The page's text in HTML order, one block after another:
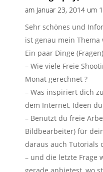
am Januar 23, 2014 um
Sehr schönes und
ist genau mein
Ein paar Dinge
– Wie viele Freie
Monat gerechnet ?
– Was inspiriert dich
dem Internet, Ideen
– Benutzt du freie
Bildbearbeiter) für
daraus auch Tutorials
– und die letzte Frage